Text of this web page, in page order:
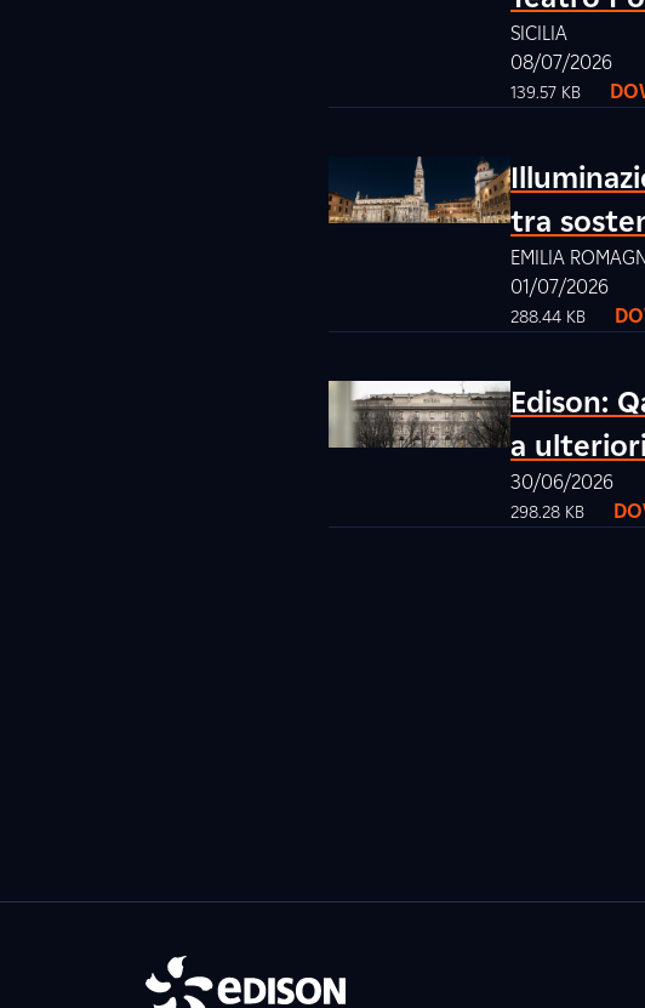
SICILIA
08/07/2026
139.57 KB
tra
EMILIA
01/07/2026
288.44 KB
Edison:
a
30/06/2026
298.28 KB